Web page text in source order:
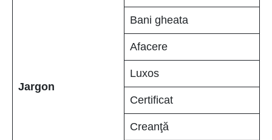
Jargon
Bani gheata
Afacere
Luxos
Certificat
Creanţă